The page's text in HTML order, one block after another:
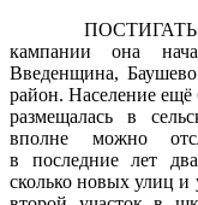
ПОСТИГАТЬ
кампании она
Введенщина,
район. Население
размещалась в
вполне можно
в последние лет
сколько новых улиц и